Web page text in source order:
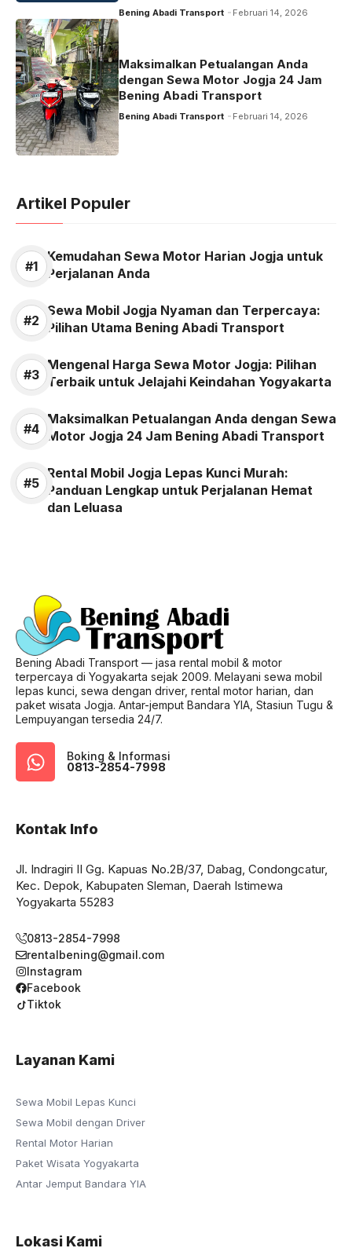
Bening Abadi Transport Februari 14, 2026
Maksimalkan Petualangan Anda
dengan Sewa Motor Jogja 24 Jam
Bening Abadi Transport
Bening Abadi Transport Februari 14, 2026
Artikel Populer
Kemudahan Sewa Motor Harian Jogja untuk
Perjalanan Anda
Sewa Mobil Jogja Nyaman dan Terpercaya:
Pilihan Utama Bening Abadi Transport
Mengenal Harga Sewa Motor Jogja: Pilihan
Terbaik untuk Jelajahi Keindahan Yogyakarta
Maksimalkan Petualangan Anda dengan Sewa
Motor Jogja 24 Jam Bening Abadi Transport
Rental Mobil Jogja Lepas Kunci Murah:
Panduan Lengkap untuk Perjalanan Hemat
dan Leluasa
Bening Abadi Transport — jasa rental mobil & motor
terpercaya di Yogyakarta sejak 2009. Melayani sewa mobil
lepas kunci, sewa dengan driver, rental motor harian, dan
paket wisata Jogja. Antar-jemput Bandara YIA, Stasiun Tugu &
Lempuyangan tersedia 24/7.
Boking & Informasi
0813-2854-7998
Kontak Info
Jl. Indragiri II Gg. Kapuas No.2B/37, Dabag, Condongcatur,
Kec. Depok, Kabupaten Sleman, Daerah Istimewa
Yogyakarta 55283
0813-2854-7998
rentalbening@gmail.com
Instagram
Facebook
Tiktok
Layanan Kami
Sewa Mobil Lepas Kunci
Sewa Mobil dengan Driver
Rental Motor Harian
Paket Wisata Yogyakarta
Antar Jemput Bandara YIA
Lokasi Kami